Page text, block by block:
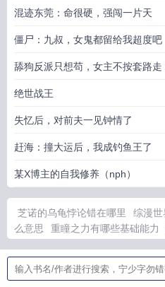
混迹东莞：命很硬，强闯一片天
僵尸：九叔，女鬼都留给我超度吧
舔狗反派只想苟，女主不按套路走
绝世战王
失忆后，对前夫一见钟情了
赶海：撞大运后，我成钓鱼王了
某X博主的自我修养（nph）
芝诺的乌龟悖论错在哪里 综漫世
么意思
重瞳之力有哪些基础能力
龟
六道仙尊动漫 重瞳者的境界
严
和前任重逢后上cbuang了 凤